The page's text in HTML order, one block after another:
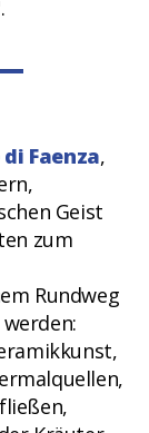
Faenza,
Geist
zum
Rundweg